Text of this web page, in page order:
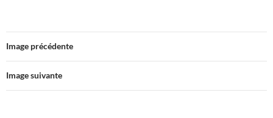
Image précédente
Image suivante